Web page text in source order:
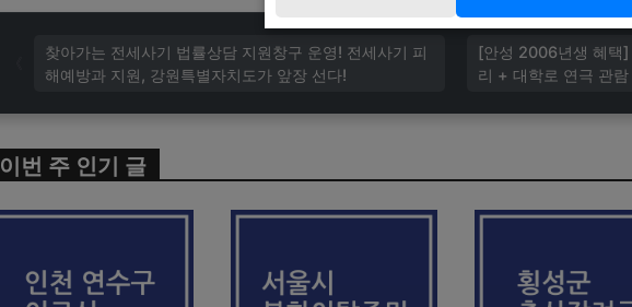
[안성 2006년생 혜택]
리 + 대학로 연극 관
찾아가는 전세사기 법률상담 지원창구 운영! 전세사기 피
해예방과 지원, 강원특별자치도가 앞장 선다!
이번 주 인기 글